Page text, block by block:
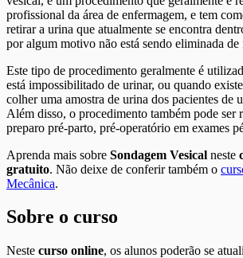
profissional da área de enfermagem, e tem
retirar a urina que atualmente se encontra
por algum motivo não está sendo eliminada de
Este tipo de procedimento geralmente é
está impossibilitado de urinar, ou quando
colher uma amostra de urina dos pacientes de
Além disso, o procedimento também pode ser
preparo pré-parto, pré-operatório em exames
Aprenda mais sobre Sondagem Vesical neste
gratuito. Não deixe de conferir também o
Mecânica.
Sobre o curso
Neste curso online, os alunos poderão se